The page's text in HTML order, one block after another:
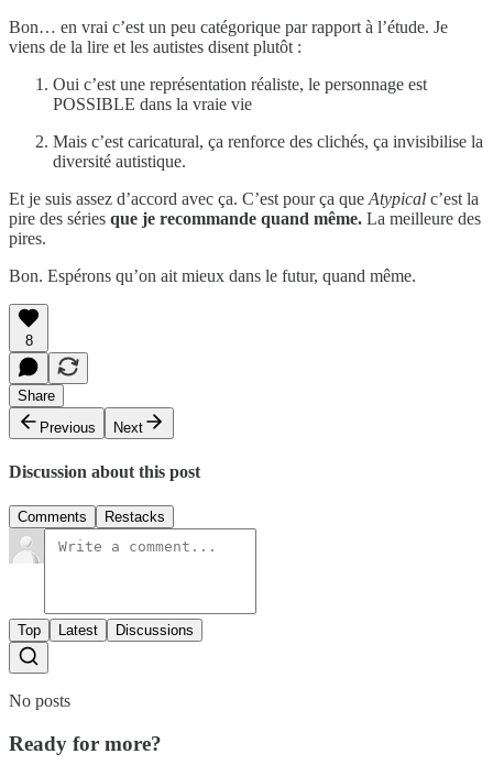
Bon… en vrai c’est un peu catégorique par rapport à l’étude. Je
viens de la lire et les autistes disent plutôt :
Oui c’est une représentation réaliste, le personnage est
POSSIBLE dans la vraie vie
Mais c’est caricatural, ça renforce des clichés, ça invisibilise la
diversité autistique.
Et je suis assez d’accord avec ça. C’est pour ça que Atypical c’est la
pire des séries que je recommande quand même. La meilleure des
pires.
Bon. Espérons qu’on ait mieux dans le futur, quand même.
8
Share
Previous
Next
Discussion about this post
Comments Restacks
Top Latest Discussions
No posts
Ready for more?